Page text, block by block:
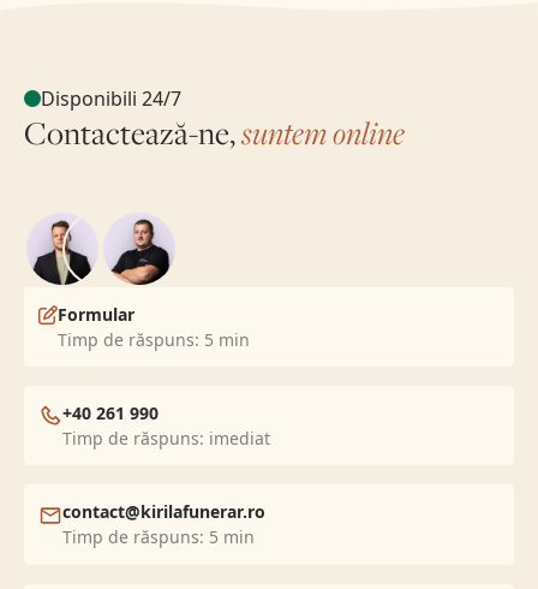
Disponibili 24/7
Contactează-ne,suntem online
Formular
Timp de răspuns: 5 min
+40 261 990
Timp de răspuns: imediat
contact@kirilafunerar.ro
Timp de răspuns: 5 min